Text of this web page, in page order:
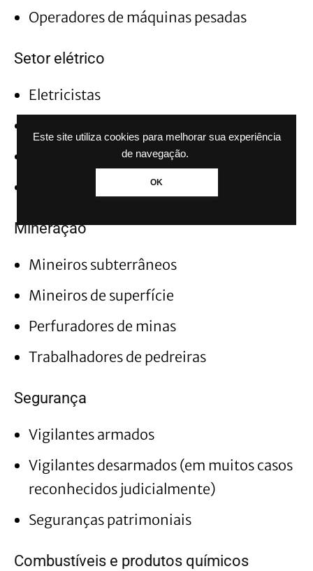
Este site utiliza cookies para melhorar sua experiência
de navegação.
OK
Operadores de máquinas pesadas
Setor elétrico
Eletricistas
Trabalhadores em redes de alta tensão
Operadores de subestações
Mineração
Mineiros subterrâneos
Mineiros de superfície
Perfuradores de minas
Trabalhadores de pedreiras
Segurança
Vigilantes armados
Vigilantes desarmados (em muitos casos
reconhecidos judicialmente)
Seguranças patrimoniais
Combustíveis e produtos químicos